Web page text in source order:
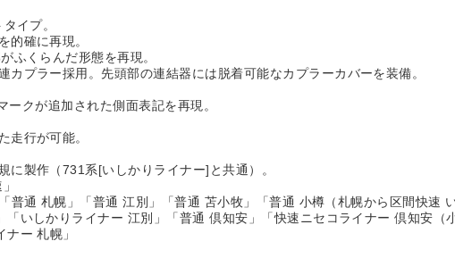
イプ。
的確に再現。
ふくらんだ形態を再現。
プラー採用。先頭部の連結器には脱着可能なカプラーカバーを装備。
クが追加された側面表記を再現。
走行が可能。
製作（731系[いしかりライナー]と共通）。
通 札幌」「普通 江別」「普通 苫小牧」「普通 小樽（札幌から区間快速
いしかりライナー 江別」「普通 倶知安」「快速ニセコライナー 倶知安（
ー 札幌」